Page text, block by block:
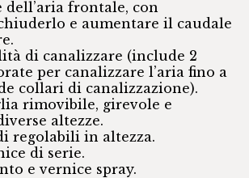
dell’aria frontale, con
e aumentare il caudale
di canalizzare (include 2
per canalizzare l’aria fino a
collari di canalizzazione).
rimovibile, girevole e
altezze.
regolabili in altezza.
di serie.
e vernice spray.